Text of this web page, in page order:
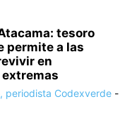
tesoro
permite a las
en
periodista Codexverde -